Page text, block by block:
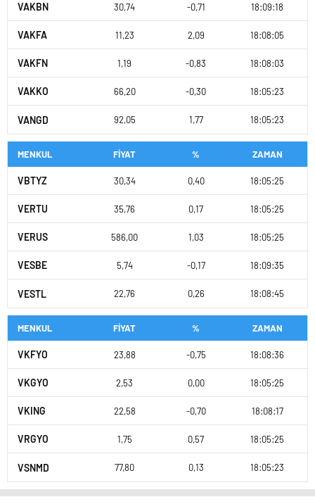
VAKBN 30,74 -0,71 18:09:18
VAKFA 11,23 2,09 18:08:05
VAKFN 1,19 -0,83 18:08:03
VAKKO 66,20 -0,30 18:05:23
VANGD 92,05 1,77 18:05:23
MENKUL FİYAT % ZAMAN
VBTYZ 30,34 0,40 18:05:25
VERTU 35,76 0,17 18:05:25
VERUS 586,00 1,03 18:05:25
VESBE 5,74 -0,17 18:09:35
VESTL 22,76 0,26 18:08:45
MENKUL FİYAT % ZAMAN
VKFYO 23,88 -0,75 18:08:36
VKGYO 2,53 0,00 18:05:25
VKING 22,58 -0,70 18:08:17
VRGYO 1,75 0,57 18:05:25
VSNMD 77,80 0,13 18:05:23